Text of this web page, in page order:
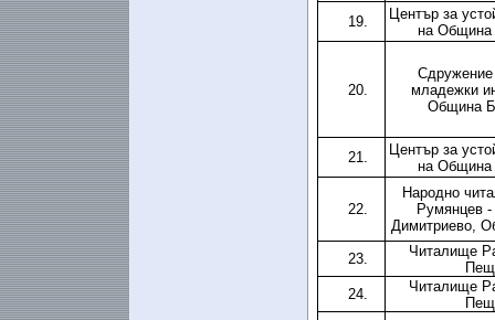
19.
Център за
на Община
20.
младежки
Община
21.
Център за
на Община
22.
Народно
Румянцев -
Димитриево,
23.
Читалище
24.
Читалище